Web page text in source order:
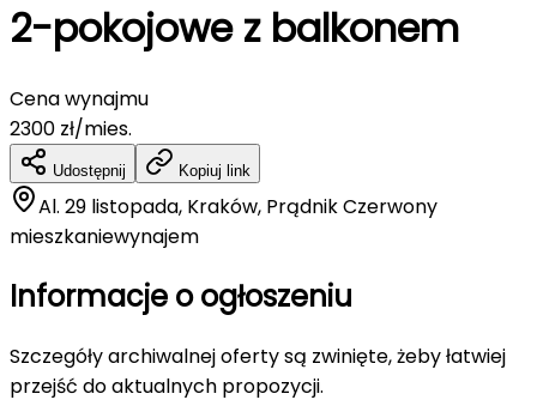
2-pokojowe z balkonem
Cena wynajmu
2300 zł/mies.
Udostępnij Kopiuj link
Al. 29 listopada, Kraków, Prądnik Czerwony
mieszkaniewynajem
Informacje o ogłoszeniu
Szczegóły archiwalnej oferty są zwinięte, żeby łatwiej
przejść do aktualnych propozycji.